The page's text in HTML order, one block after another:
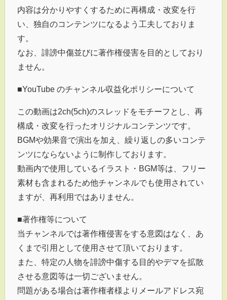
内容は分かりやすくするために再構成・改変を行
い、独自のコンテンツになるよう工夫しておりま
す。
なお、誹謗中傷並びに著作権侵害を目的としており
ません。
■YouTube のチャンネル収益化ポリシーについて
この動画は2ch(5ch)のスレッドをモチーフとし、再
構成・改変を行ったオリジナルコンテンツです。
BGMや効果音で演出を加え、繰り返しの多いコンテ
ンツにならないように制作しております。
動画内で使用しているイラスト・BGM等は、フリー
素材も含まれるため他チャンネルでも使用されてい
ますが、再利用ではありません。
■著作権等について
当チャンネルでは著作権侵害をする意図はなく、あ
くまで引用として使用させて頂いております。
また、特定の人物を誹謗中傷する目的やデマを拡散
させる意図等は一切ございません。
問題がある場合は著作権者様よりメールアドレス宛